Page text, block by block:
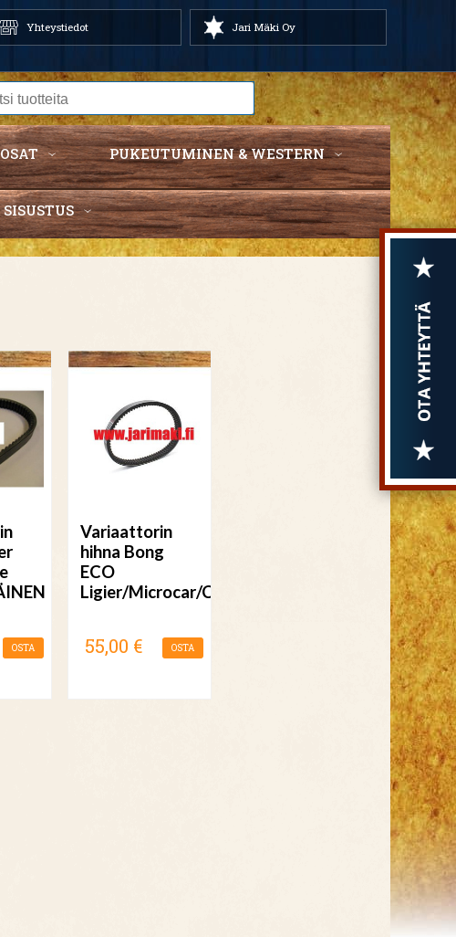
Yhteystiedot Jari Mäki Oy
PUKEUTUMINEN & WESTERN
OSTA
Variaattorin
hihna Bong
ECO
Ligier/Microcar/Chatenet/Bellier/JDM/Casalini
55,00 € OSTA